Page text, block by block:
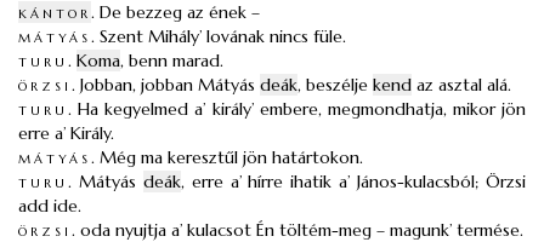
kántor. De bezzeg az ének –
mátyás. Szent Mihály’ lovának nincs füle.
turu . Koma, benn marad.
örzsi . Jobban, jobban Mátyás deák, beszélje kend az asztal alá.
turu .Ha kegyelmed a’ király’ embere, megmondhatja, mikor jön
erre a’ Király.
mátyás. Még ma keresztűl jön határtokon.
turu . Mátyás deák, erre a’ hírre ihatik a’ János-kulacsból; Örzsi
add ide.
örzsi . oda nyujtja a’ kulacsot Én töltém-meg – magunk’ termése.